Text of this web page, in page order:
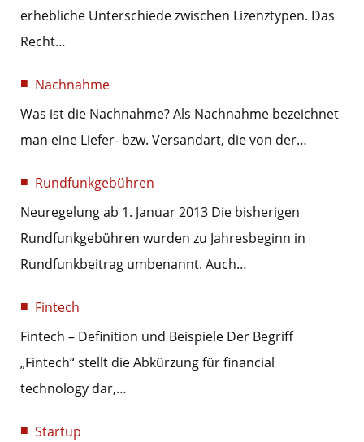
erhebliche Unterschiede zwischen Lizenztypen. Das
Recht…
Nachnahme
Was ist die Nachnahme? Als Nachnahme bezeichnet
man eine Liefer- bzw. Versandart, die von der…
Rundfunkgebühren
Neuregelung ab 1. Januar 2013 Die bisherigen
Rundfunkgebühren wurden zu Jahresbeginn in
Rundfunkbeitrag umbenannt. Auch…
Fintech
Fintech – Definition und Beispiele Der Begriff
„Fintech“ stellt die Abkürzung für financial
technology dar,…
Startup